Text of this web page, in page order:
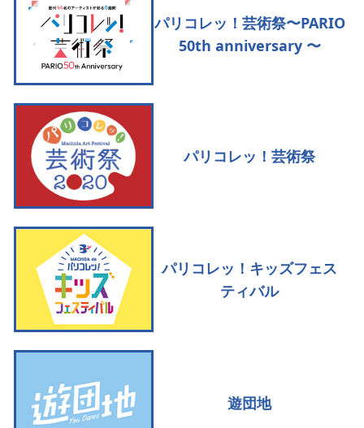
パリコレッ！芸術祭〜PARIO
50th anniversary 〜
パリコレッ！芸術祭
パリコレッ！キッズフェス
ティバル
遊団地